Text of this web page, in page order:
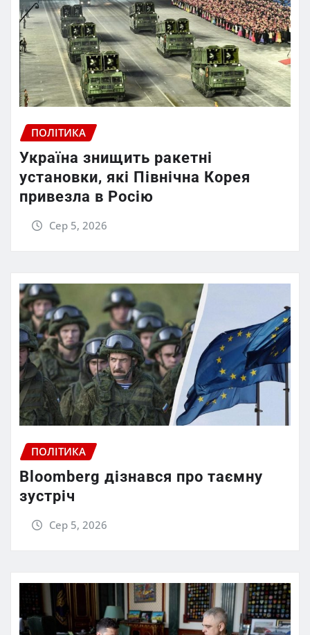
ПОЛІТИКА
Україна знищить ракетні
установки, які Північна Корея
привезла в Росію
Сер 5, 2026
ПОЛІТИКА
Bloomberg дізнався про таємну
зустріч
Сер 5, 2026